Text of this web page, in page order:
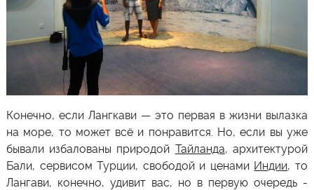
Конечно, если Лангкави — это первая в жизни вылазка
на море, то может всё и понравится. Но, если вы уже
бывали избалованы природой Тайланда, архитектурой
Бали, сервисом Турции, свободой и ценами Индии, то
Лангави, конечно, удивит вас, но в первую очередь -